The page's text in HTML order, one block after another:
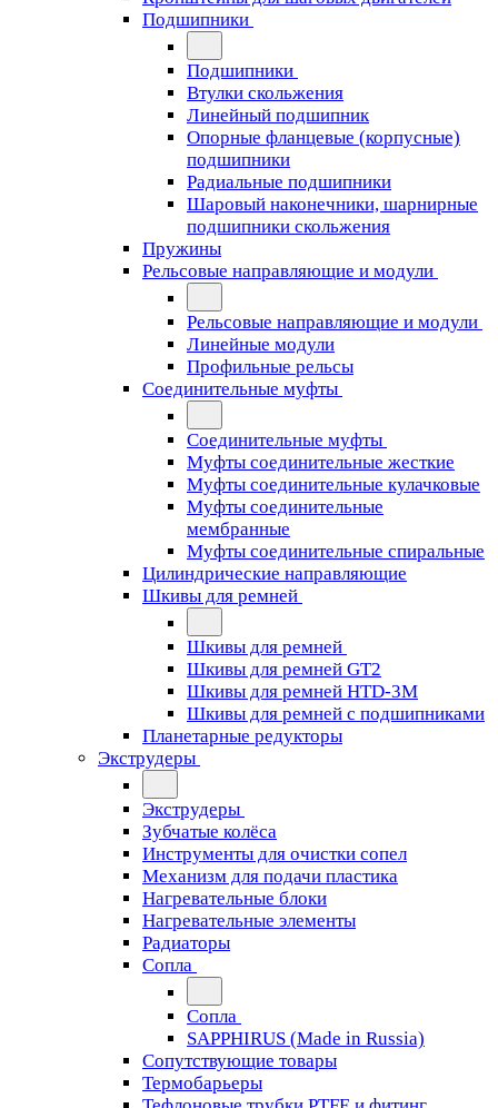
Подшипники
Подшипники
Втулки скольжения
Линейный подшипник
Опорные фланцевые (корпусные)
подшипники
Радиальные подшипники
Шаровый наконечники, шарнирные
подшипники скольжения
Пружины
Рельсовые направляющие и модули
Рельсовые направляющие и модули
Линейные модули
Профильные рельсы
Соединительные муфты
Соединительные муфты
Муфты соединительные жесткие
Муфты соединительные кулачковые
Муфты соединительные
мембранные
Муфты соединительные спиральные
Цилиндрические направляющие
Шкивы для ремней
Шкивы для ремней
Шкивы для ремней GT2
Шкивы для ремней HTD-3M
Шкивы для ремней с подшипниками
Планетарные редукторы
Экструдеры
Экструдеры
Зубчатые колёса
Инструменты для очистки сопел
Механизм для подачи пластика
Нагревательные блоки
Нагревательные элементы
Радиаторы
Сопла
Сопла
SAPPHIRUS (Made in Russia)
Сопутствующие товары
Термобарьеры